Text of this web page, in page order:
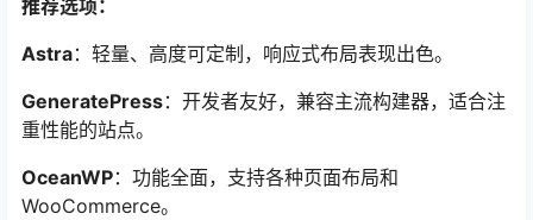
推荐选项：
Astra：轻量、高度可定制，响应式布局表现出色。
GeneratePress：开发者友好，兼容主流构建器，适合注
重性能的站点。
OceanWP：功能全面，支持各种页面布局和
WooCommerce。